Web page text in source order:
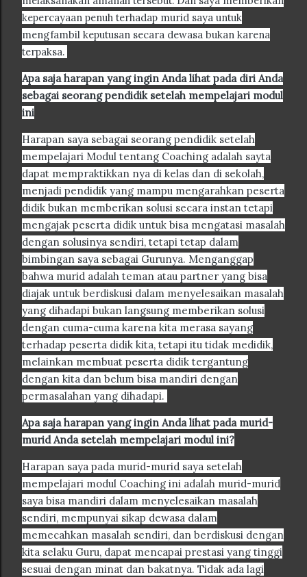
kepercayaan penuh terhadap murid saya untuk
mengfambil keputusan secara dewasa bukan karena
terpaksa.
Apa saja harapan yang ingin Anda lihat pada diri Anda
sebagai seorang pendidik setelah mempelajari modul
ini
Harapan saya sebagai seorang pendidik setelah
mempelajari Modul tentang Coaching adalah sayta
dapat mempraktikkan nya di kelas dan di sekolah,
menjadi pendidik yang mampu mengarahkan peserta
didik bukan memberikan solusi secara instan tetapi
mengajak peserta didik untuk bisa mengatasi masalah
dengan solusinya sendiri, tetapi tetap dalam
bimbingan saya sebagai Gurunya. Menganggap
bahwa murid adalah teman atau partner yang bisa
diajak untuk berdiskusi dalam menyelesaikan masalah
yang dihadapi bukan langsung memberikan solusi
dengan cuma-cuma karena kita merasa sayang
terhadap peserta didik kita, tetapi itu tidak medidik,
melainkan membuat peserta didik tergantung
dengan kita dan belum bisa mandiri dengan
permasalahan yang dihadapi.
Apa saja harapan yang ingin Anda lihat pada murid-
murid Anda setelah mempelajari modul ini?
Harapan saya pada murid-murid saya setelah
mempelajari modul Coaching ini adalah murid-murid
saya bisa mandiri dalam menyelesaikan masalah
sendiri, mempunyai sikap dewasa dalam
memecahkan masalah sendiri, dan berdiskusi dengan
kita selaku Guru, dapat mencapai prestasi yang tinggi
sesuai dengan minat dan bakatnya. Tidak ada lagi